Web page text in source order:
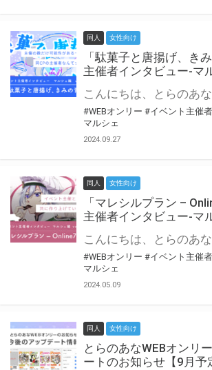
同人 女性向け
「駄菓子と唐揚げ、き
主催者インタビュー-マ
#WEBオンリー #イベント主催
マルシェ
2024.09.27
同人 女性向け
「マレシルプラン –
主催者インタビュー-マ
#WEBオンリー #イベント主催
マルシェ
2024.05.09
同人 女性向け
とらのあなWEBオンリ
ートのお知らせ【9月予